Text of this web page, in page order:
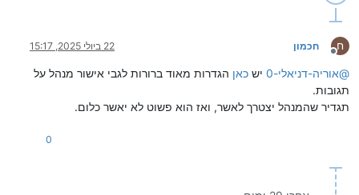
ח
מנותק
חכמון 22 ביולי 2025, 15:17
@אוריה-דניאלי-0 יש כאן הגדרות מאוד ברורות לגבי אישור מנהל על
תגובות.
תגדיר שהמנהל יצטרך לאשר, ואז הוא פשוט לא יאשר כלום.
0